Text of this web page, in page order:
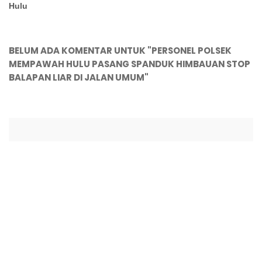
Hulu
BELUM ADA KOMENTAR UNTUK "PERSONEL POLSEK
MEMPAWAH HULU PASANG SPANDUK HIMBAUAN STOP
BALAPAN LIAR DI JALAN UMUM"